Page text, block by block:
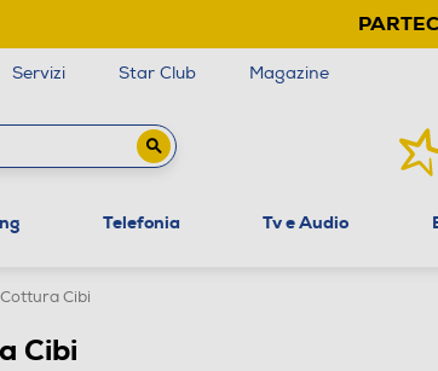
Servizi Star Club Magazine
Telefonia Tv e Audio
Cibi
Cibi